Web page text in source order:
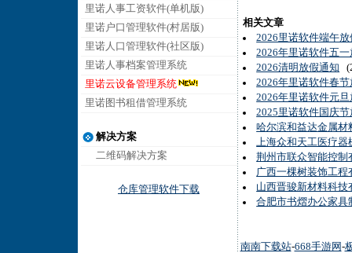
里诺人事工资软件(单机版)
里诺户口管理软件(村居版)
里诺人口管理软件(社区版)
里诺人事档案管理系统
里诺云设备管理系统
里诺图书租借管理系统
解决方案
二维码解决方案
仓库管理软件下载
相关文章
2026里诺软件端午
2026年里诺软件五
2026清明放假通知
2026年里诺软件春
2026年里诺软件元
2025里诺软件国庆
哈尔滨和益达金属材
上海众和天工医疗器
荆州市联众智能控制
广西一棵树装饰工
山西晋骏新材料科
合肥市书熠办公家具
南南下载站-668手游网 -